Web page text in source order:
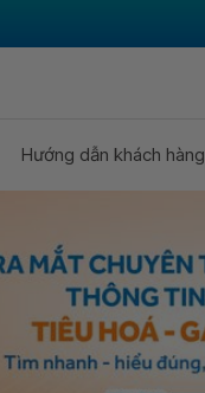
Hướng dẫn khách hàng